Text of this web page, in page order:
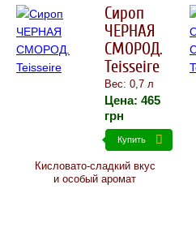
Сироп
ЧЕРНАЯ
СМОРОД.
Teisseire
Вес: 0,7 л
Цена: 465
грн
Купить
Кисловато-сладкий вкус
и особый аромат